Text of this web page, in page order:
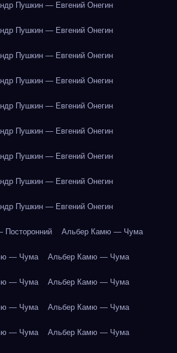
Пушкин — Евгений Онегин
Пушкин — Евгений Онегин
Пушкин — Евгений Онегин
Пушкин — Евгений Онегин
Пушкин — Евгений Онегин
Пушкин — Евгений Онегин
Пушкин — Евгений Онегин
Пушкин — Евгений Онегин
Пушкин — Евгений Онегин
Альбер Камю — Чума
— Чума Альбер Камю — Чума
— Чума Альбер Камю — Чума
— Чума Альбер Камю — Чума
— Чума Альбер Камю — Чума